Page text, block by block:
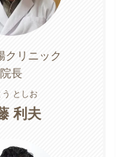
クリニック
院長
う としお
利夫